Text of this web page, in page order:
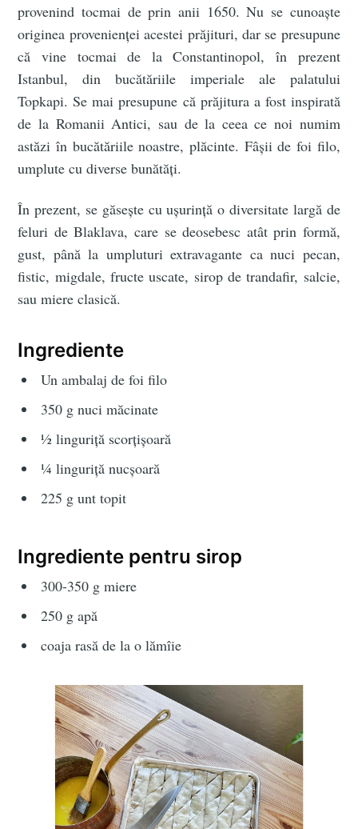
provenind tocmai de prin anii 1650. Nu se cunoaște
originea provenienței acestei prăjituri, dar se presupune
că vine tocmai de la Constantinopol, în prezent
Istanbul, din bucătăriile imperiale ale palatului
Topkapi. Se mai presupune că prăjitura a fost inspirată
de la Romanii Antici, sau de la ceea ce noi numim
astăzi în bucătăriile noastre, plăcinte. Fâșii de foi filo,
umplute cu diverse bunătăți.
În prezent, se găsește cu ușurință o diversitate largă de
feluri de Blaklava, care se deosebesc atât prin formă,
gust, până la umpluturi extravagante ca nuci pecan,
fistic, migdale, fructe uscate, sirop de trandafir, salcie,
sau miere clasică.
Ingrediente
Un ambalaj de foi filo
350 g nuci măcinate
½ linguriță scorțișoară
¼ linguriță nucșoară
225 g unt topit
Ingrediente pentru sirop
300-350 g miere
250 g apă
coaja rasă de la o lămîie